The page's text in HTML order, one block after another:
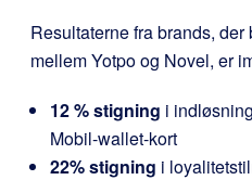
Resultaterne fra brands,
mellem Yotpo og Novel, er
12 % stigning i
Mobil-wallet-kort
22% stigning i